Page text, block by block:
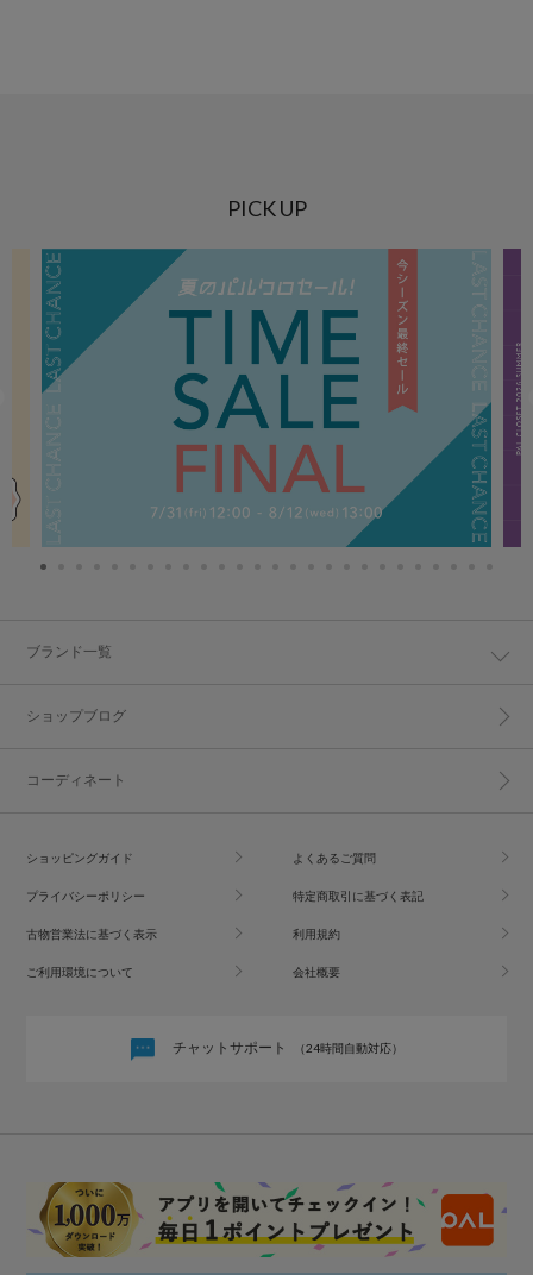
PICK UP
ブランド一覧
ショップブログ
コーディネート
ショッピングガイド よくあるご質問
プライバシーポリシー 特定商取引に基づく表記
古物営業法に基づく表示 利用規約
ご利用環境について 会社概要
チャットサポート （24時間自動対応）